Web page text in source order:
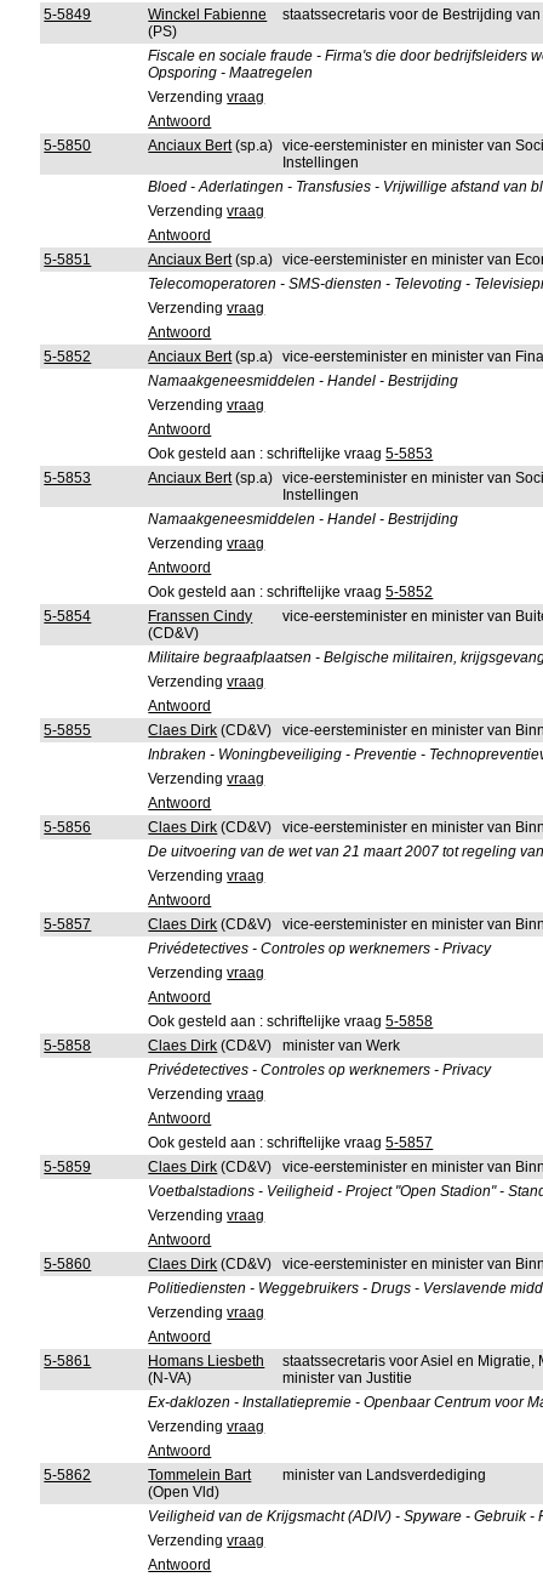
5-5849
Winckel Fabienne
(PS)
staatssecretaris voor de Bestrijding
Fiscale en sociale fraude - Firma's die door bedrijfsleiders
Opsporing - Maatregelen
Verzendingvraag
Antwoord
5-5850
Anciaux Bert(sp.a) vice-eersteminister en minister van
Instellingen
Bloed - Aderlatingen - Transfusies - Vrijwillige afstand van
Verzendingvraag
Antwoord
5-5851
Anciaux Bert(sp.a) vice-eersteminister en minister van
Telecomoperatoren - SMS-diensten - Televoting -
Verzendingvraag
Antwoord
5-5852
Anciaux Bert(sp.a) vice-eersteminister en minister van
Namaakgeneesmiddelen - Handel - Bestrijding
Verzendingvraag
Antwoord
Ook gesteld aan : schriftelijke vraag5-5853
5-5853
Anciaux Bert(sp.a) vice-eersteminister en minister van
Instellingen
Namaakgeneesmiddelen - Handel - Bestrijding
Verzendingvraag
Antwoord
Ook gesteld aan : schriftelijke vraag5-5852
5-5854
Franssen Cindy
(CD&V)
vice-eersteminister en minister van
Militaire begraafplaatsen - Belgische militairen,
Verzendingvraag
Antwoord
5-5855
Claes Dirk (CD&V)
vice-eersteminister en minister van
Inbraken - Woningbeveiliging - Preventie -
Verzendingvraag
Antwoord
5-5856
Claes Dirk (CD&V)
vice-eersteminister en minister van
De uitvoering van de wet van 21 maart 2007 tot regeling
Verzendingvraag
Antwoord
5-5857
Claes Dirk (CD&V)
vice-eersteminister en minister van
Privédetectives - Controles op werknemers - Privacy
Verzendingvraag
Antwoord
Ook gesteld aan : schriftelijke vraag5-5858
5-5858
Claes Dirk (CD&V)
minister van Werk
Privédetectives - Controles op werknemers - Privacy
Verzendingvraag
Antwoord
Ook gesteld aan : schriftelijke vraag5-5857
5-5859
Claes Dirk (CD&V)
vice-eersteminister en minister van
Voetbalstadions - Veiligheid - Project "Open Stadion" -
Verzendingvraag
Antwoord
5-5860
Claes Dirk (CD&V)
vice-eersteminister en minister van
Politiediensten - Weggebruikers - Drugs - Verslavende
Verzendingvraag
Antwoord
5-5861
Homans Liesbeth
(N-VA)
staatssecretaris voor Asiel en
minister van Justitie
Ex-daklozen - Installatiepremie - Openbaar Centrum voor
Verzendingvraag
Antwoord
5-5862
Tommelein Bart
(Open Vld)
minister van Landsverdediging
Veiligheid van de Krijgsmacht (ADIV) - Spyware - Gebruik -
Verzendingvraag
Antwoord